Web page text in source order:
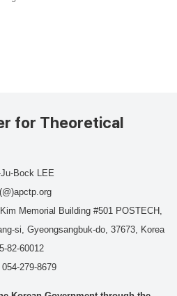
for Theoretical
Ju-Bock LEE
Memorial Building #501 POSTECH,
si, Gyeongsangbuk-do, 37673, Korea
82-60012
279-8679